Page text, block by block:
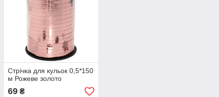
Стрічка для кульок 0,5*150
м Рожеве золото
69 ₴